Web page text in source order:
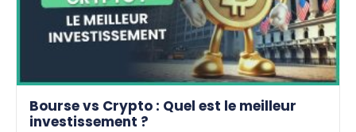
Bourse vs Crypto : Quel est le meilleur
investissement ?